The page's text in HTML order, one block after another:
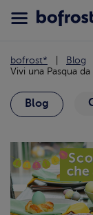
bofrost* Blog
Vivi una Pasqua
Blog